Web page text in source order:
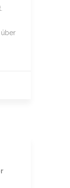
über